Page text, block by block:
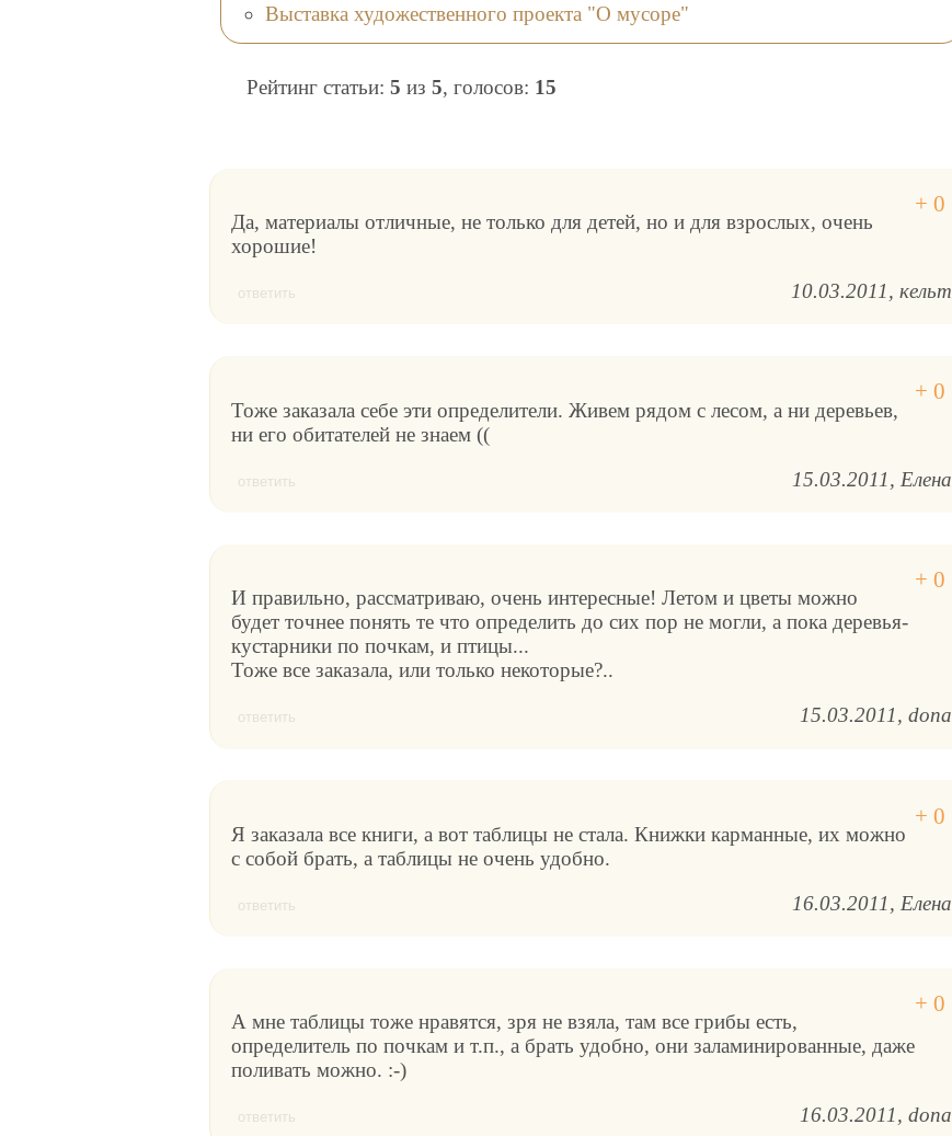
Выставка художественного проекта "О мусоре"
Рейтинг статьи: 5 из 5, голосов: 15
Да, материалы отличные, не только для детей, но и для взрослых, очень
хорошие!
ответить 10.03.2011 кельт
Тоже заказала себе эти определители. Живем рядом с лесом, а ни деревьев,
ни его обитателей не знаем ((
ответить 15.03.2011 Елена
И правильно, рассматриваю, очень интересные! Летом и цветы можно
будет точнее понять те что определить до сих пор не могли, а пока деревья-
кустарники по почкам, и птицы...
Тоже все заказала, или только некоторые?..
ответить 15.03.2011 dona
Я заказала все книги, а вот таблицы не стала. Книжки карманные, их можно
с собой брать, а таблицы не очень удобно.
ответить 16.03.2011 Елена
А мне таблицы тоже нравятся, зря не взяла, там все грибы есть,
определитель по почкам и т.п., а брать удобно, они заламинированные, даже
поливать можно. :-)
ответить 16.03.2011 dona